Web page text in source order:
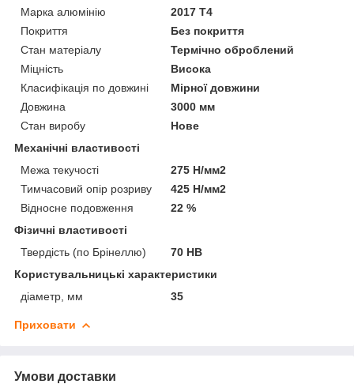
Марка алюмінію
2017 Т4
Покриття
Без покриття
Стан матеріалу
Термічно оброблений
Міцність
Висока
Класифікація по довжині
Мірної довжини
Довжина
3000 мм
Стан виробу
Нове
Механічні властивості
Межа текучості
275 Н/мм2
Тимчасовий опір розриву
425 Н/мм2
Відносне подовження
22 %
Фізичні властивості
Твердість (по Брінеллю)
70 НВ
Користувальницькі характеристики
діаметр, мм
35
Приховати
Умови доставки